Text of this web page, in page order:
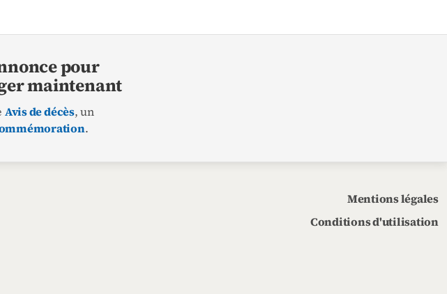
pour
maintenant
Avis de décès, un
.
Mentions légales
Conditions d'utilisation